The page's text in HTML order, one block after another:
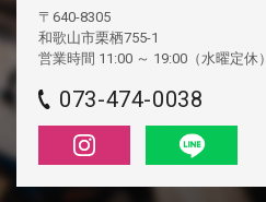
〒640-8305
和歌山市栗栖755-1
営業時間 11:00 ～ 19:00（水曜定休）
073-474-0038